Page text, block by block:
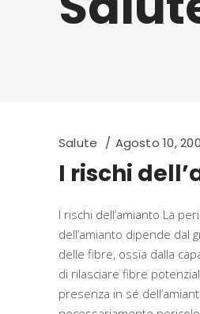
Salute Agosto 10,
I rischi
I rischi dell’amianto La
dell’amianto dipende dal
delle fibre, ossia dalla
di rilasciare fibre
presenza in sé